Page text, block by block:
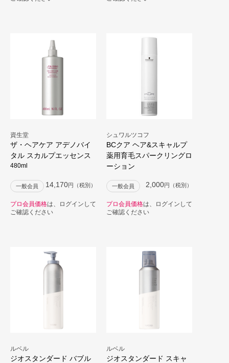
資生堂
ザ・ヘアケア アデノバイ
タル スカルプエッセンス
480ml
一般会員 14,170円（税別）
プロ会員価格は、ログインして
ご確認ください
シュワルツコフ
BCクア ヘア&スキャルプ
薬用育毛スパークリングロ
ーション
一般会員 2,000円（税別）
プロ会員価格は、ログインして
ご確認ください
ルベル
ジオスタンダード バブル
ルベル
ジオスタンダード スキャ